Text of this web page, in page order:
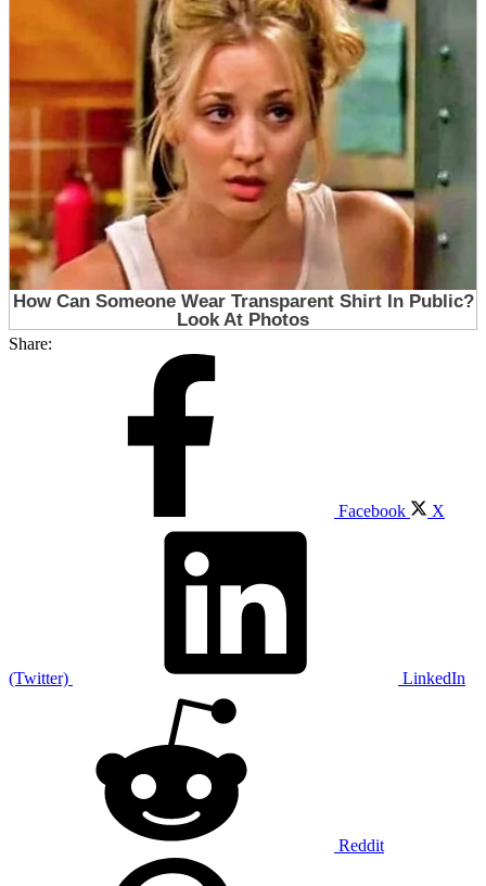
Share:
Facebook X
(Twitter) LinkedIn
Reddit